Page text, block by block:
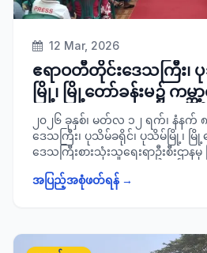
12 Mar, 2026
ဧရာဝတီတိုင်းဒေသကြီး၊
မြို့၊ မြို့တော်ခန်းမ၌ ကမ္ဘ
အခွင့်အရေးများနေ့ အ
အခမ်းအနားသို့ တက်ရေ
၂၀၂၆ ခုနှစ်၊ မတ်လ ၁၂ ရက်၊ နံနက်
ဒေသကြီး၊ ပုသိမ်ခရိုင်၊ ပုသိမ်မြို့၊ မ
ဒေသကြီးစားသုံးသူရေးရာဦးစီးဌာန
သို့ တိုင်းဒေသကြီးဝန်ကြီးချုပ် ဦးတင်
ကြောင်း သတင်းရရှိပါသည်။
အပြည့်အစုံဖတ်ရန် →